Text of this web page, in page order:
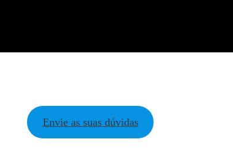
Envie as suas dúvidas